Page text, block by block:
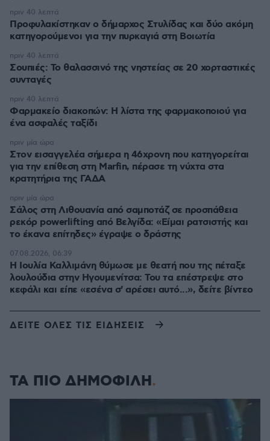
Προφυλακίστηκαν ο δήμαρχος Στυλίδας και δύο ακόμη
κατηγορούμενοι για την πυρκαγιά στη Βοιωτία
πριν 40 λεπτά
Σουπιές: Το θαλασσινό της νηστείας σε 20 χορταστικές
συνταγές
πριν 40 λεπτά
Φαρμακείο διακοπών: Η λίστα της φαρμακοποιού για
ένα ασφαλές ταξίδι
πριν 40 λεπτά
Στον εισαγγελέα σήμερα η 46χρονη που κατηγορείται
για την επίθεση στη Marfin, πέρασε τη νύχτα στα
κρατητήρια της ΓΑΔΑ
πριν μία ώρα
Σάλος στη Λιθουανία από σαμποτάζ σε προσπάθεια
ρεκόρ powerlifting από Βελγίδα: «Είμαι ρατσιστής και
το έκανα επίτηδες» έγραψε ο δράστης
πριν μία ώρα
Η Ιουλία Καλλιμάνη θύμωσε με θεατή που της πέταξε
λουλούδια στην Ηγουμενίτσα: Του τα επέστρεψε στο
κεφάλι και είπε «εσένα σ' αρέσει αυτό...», δείτε βίντεο
07.08.2026, 06:39
ΔΕΙΤΕ ΟΛΕΣ ΤΙΣ ΕΙΔΗΣΕΙΣ
ΤΑ ΠΙΟ ΔΗΜΟΦΙΛΗ